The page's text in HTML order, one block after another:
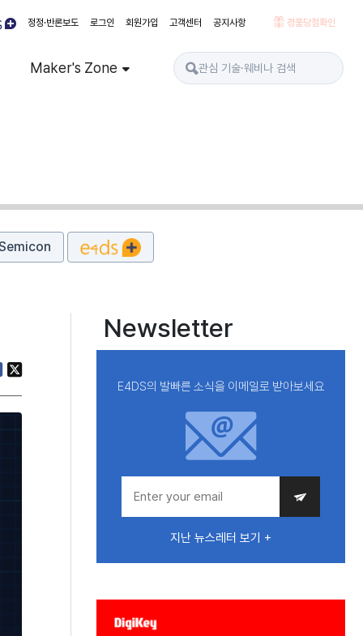
정정·반론보도 로그인 회원가입 고객센터 공지사항 경품당첨확인
Maker's Zone
Newsletter
E4DS의 발빠른 소식을 이메일로 받아보세요
지난 뉴스레터 보기 +